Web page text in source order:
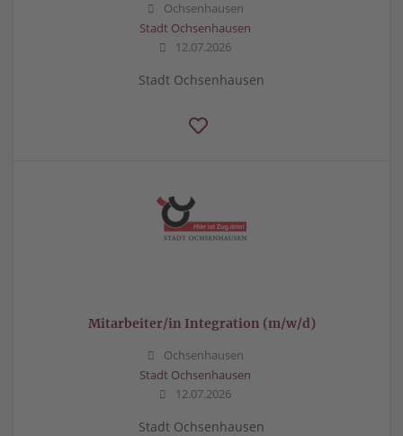
Ochsenhausen
Stadt Ochsenhausen
12.07.2026
Stadt Ochsenhausen
Mitarbeiter/in Integration (m/w/d)
Ochsenhausen
Stadt Ochsenhausen
12.07.2026
Stadt Ochsenhausen